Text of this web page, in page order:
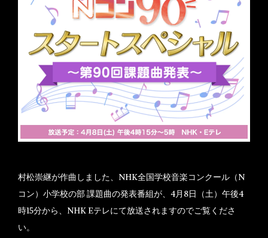
村松崇継が作曲しました、NHK全国学校音楽コンクール（N
コン）小学校の部 課題曲の発表番組が、4月8日（土）午後4
時15分から、NHK Eテレにて放送されますのでご覧くださ
い。